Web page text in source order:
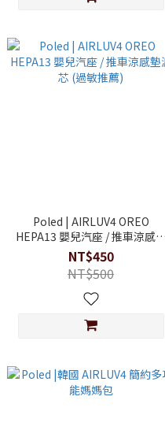
Poled | AIRLUV4 OREO
HEPA13 嬰兒汽座 / 推車涼感墊
濾芯 (過敏推薦)
NT$450
NT$500